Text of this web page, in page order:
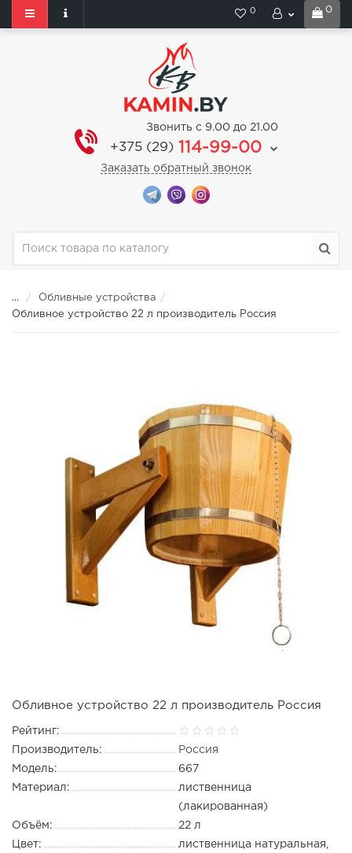
0
0
Звонить с 9.00 до 21.00
+375 (29) 114-99-00
Заказать обратный звонок
...
Обливные устройства
Обливное устройство 22 л производитель Россия
Обливное устройство 22 л производитель Россия
Рейтинг:
Производитель:
Россия
Модель:
667
Материал:
лиственница
(лакированная)
Объём:
22 л
Цвет:
лиственница натуральная,